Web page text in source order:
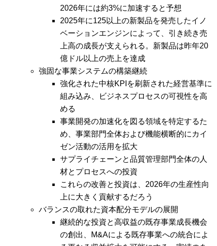
2026年には約3%に加速すると予想
2025年に125以上の新製品を発売したイノ
ベーションエンジンによって、引き続き売
上高の成長が支えられる。新製品は昨年20
億ドル以上の売上を達成
強固な事業システムの構築継続
強化された中核KPIを刷新された経営基準に
組み込み、ビジネスプロセスの可視性を高
める
事業開発の加速化を図る領域を特定するた
め、事業部門全体および機能横断的にカイ
ゼン活動の活用を拡大
サプライチェーンと品質管理部門全体の人
材とプロセスへの投資
これらの改善と投資は、2026年の生産性向
上に大きく貢献するだろう
バランスの取れた資本配分モデルの展開
継続的な投資と高収益の既存事業成長機会
の創出、M&Aによる既存事業への統合によ